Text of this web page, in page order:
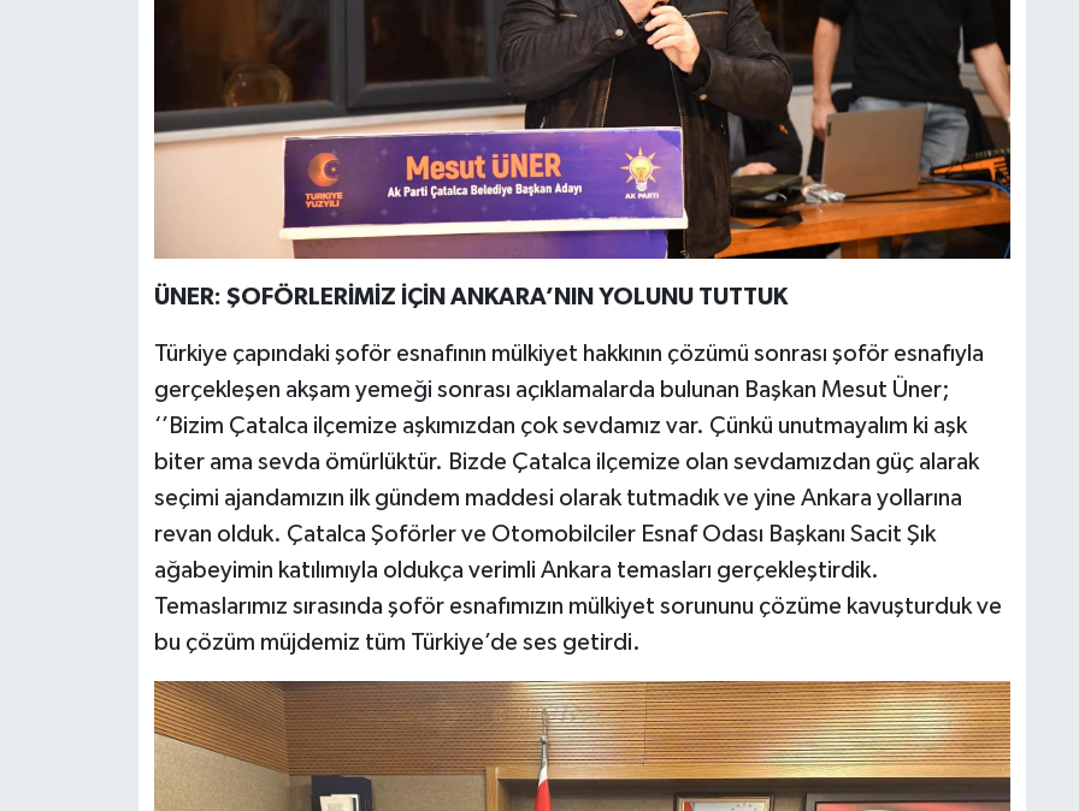
ÜNER: ŞOFÖRLERİMİZ İÇİN ANKARA’NIN YOLUNU TUTTUK
Türkiye çapındaki şoför esnafının mülkiyet hakkının çözümü sonrası şoför esnafıyla
gerçekleşen akşam yemeği sonrası açıklamalarda bulunan Başkan Mesut Üner;
‘’Bizim Çatalca ilçemize aşkımızdan çok sevdamız var. Çünkü unutmayalım ki aşk
biter ama sevda ömürlüktür. Bizde Çatalca ilçemize olan sevdamızdan güç alarak
seçimi ajandamızın ilk gündem maddesi olarak tutmadık ve yine Ankara yollarına
revan olduk. Çatalca Şoförler ve Otomobilciler Esnaf Odası Başkanı Sacit Şık
ağabeyimin katılımıyla oldukça verimli Ankara temasları gerçekleştirdik.
Temaslarımız sırasında şoför esnafımızın mülkiyet sorununu çözüme kavuşturduk ve
bu çözüm müjdemiz tüm Türkiye’de ses getirdi.